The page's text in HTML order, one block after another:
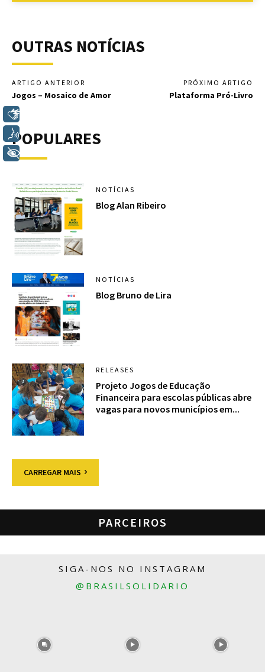
OUTRAS NOTÍCIAS
ARTIGO ANTERIOR
Jogos – Mosaico de Amor
PRÓXIMO ARTIGO
Plataforma Pró-Livro
POPULARES
NOTÍCIAS
Blog Alan Ribeiro
NOTÍCIAS
Blog Bruno de Lira
RELEASES
Projeto Jogos de Educação
Financeira para escolas públicas abre
vagas para novos municípios em...
CARREGAR MAIS
PARCEIROS
SIGA-NOS NO INSTAGRAM
@BRASILSOLIDARIO
Voz